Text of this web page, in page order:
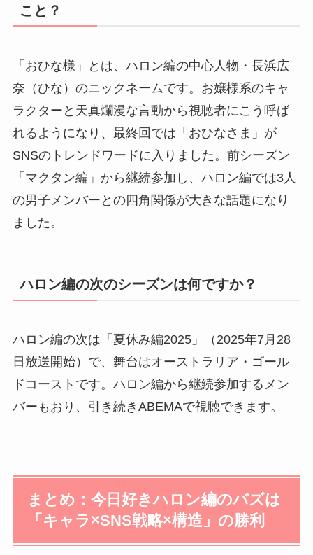
こと？
「おひな様」とは、ハロン編の中心人物・長浜広
奈（ひな）のニックネームです。お嬢様系のキャ
ラクターと天真爛漫な言動から視聴者にこう呼ば
れるようになり、最終回では「おひなさま」が
SNSのトレンドワードに入りました。前シーズン
「マクタン編」から継続参加し、ハロン編では3人
の男子メンバーとの四角関係が大きな話題になり
ました。
ハロン編の次のシーズンは何ですか？
ハロン編の次は「夏休み編2025」（2025年7月28
日放送開始）で、舞台はオーストラリア・ゴール
ドコーストです。ハロン編から継続参加するメン
バーもおり、引き続きABEMAで視聴できます。
まとめ：今日好きハロン編のバズは
「キャラ×SNS戦略×構造」の勝利